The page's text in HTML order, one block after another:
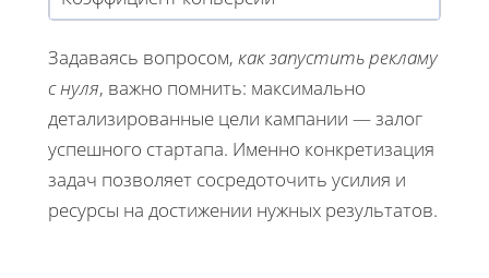
Задаваясь вопросом, как запустить рекламу
с нуля, важно помнить: максимально
детализированные цели кампании — залог
успешного стартапа. Именно конкретизация
задач позволяет сосредоточить усилия и
ресурсы на достижении нужных результатов.